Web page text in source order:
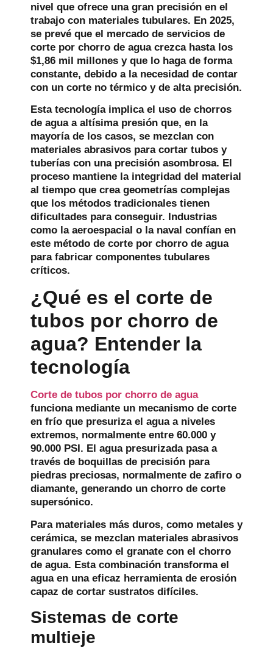
nivel que ofrece una gran precisión en el
trabajo con materiales tubulares. En 2025,
se prevé que el mercado de servicios de
corte por chorro de agua crezca hasta los
$1,86 mil millones y que lo haga de forma
constante, debido a la necesidad de contar
con un corte no térmico y de alta precisión.
Esta tecnología implica el uso de chorros
de agua a altísima presión que, en la
mayoría de los casos, se mezclan con
materiales abrasivos para cortar tubos y
tuberías con una precisión asombrosa. El
proceso mantiene la integridad del material
al tiempo que crea geometrías complejas
que los métodos tradicionales tienen
dificultades para conseguir. Industrias
como la aeroespacial o la naval confían en
este método de corte por chorro de agua
para fabricar componentes tubulares
críticos.
¿Qué es el corte de
tubos por chorro de
agua? Entender la
tecnología
Corte de tubos por chorro de agua
funciona mediante un mecanismo de corte
en frío que presuriza el agua a niveles
extremos, normalmente entre 60.000 y
90.000 PSI. El agua presurizada pasa a
través de boquillas de precisión para
piedras preciosas, normalmente de zafiro o
diamante, generando un chorro de corte
supersónico.
Para materiales más duros, como metales y
cerámica, se mezclan materiales abrasivos
granulares como el granate con el chorro
de agua. Esta combinación transforma el
agua en una eficaz herramienta de erosión
capaz de cortar sustratos difíciles.
Sistemas de corte
multieje